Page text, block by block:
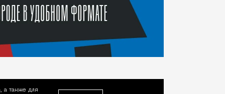
а также для